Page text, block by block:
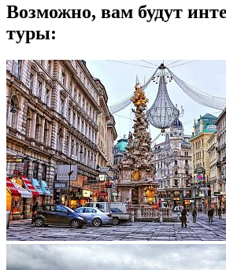
Возможно, вам будут
туры: